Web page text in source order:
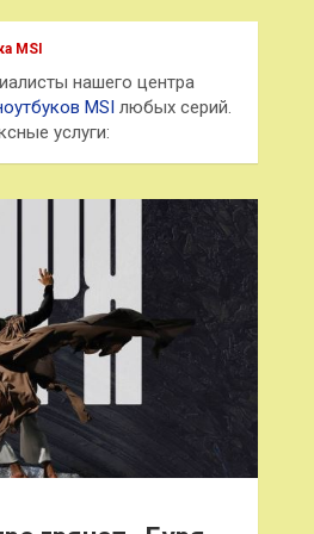
MSI
нашего центра
MSI любых серий.
услуги: